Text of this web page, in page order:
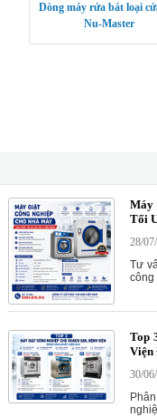
Dòng máy rửa bát loại
Nu-Master
Máy
Tối
28/
Tư
công
Top
Viện
30/